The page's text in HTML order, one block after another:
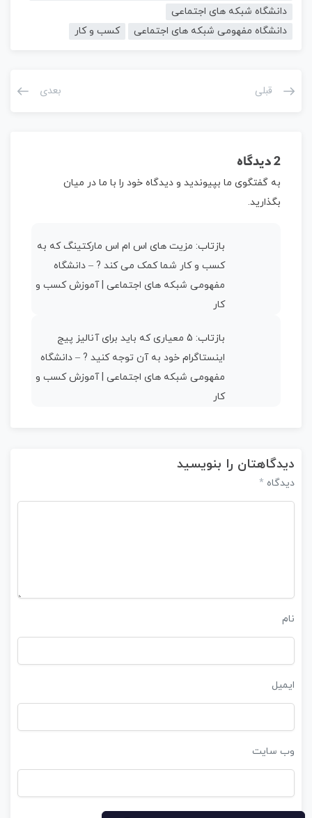
دانشگاه شبکه های اجتماعی
دانشگاه مفهومی شبکه های اجتماعی
کسب و کار
قبلی بعدی
2 دیدگاه
به گفتگوی ما بپیوندید و دیدگاه خود را با ما در میان
بگذارید.
بازتاب: مزیت های اس ام اس مارکتینگ که به
کسب و کار شما کمک می کند ? – دانشگاه
مفهومی شبکه های اجتماعی | آموزش کسب و
کار
بازتاب:
5 معیاری که باید برای آنالیز پیج
اینستاگرام خود به آن توجه کنید ? – دانشگاه
مفهومی شبکه های اجتماعی | آموزش کسب و
کار
دیدگاهتان را بنویسید
دیدگاه *
نام
ایمیل
وب‌ سایت